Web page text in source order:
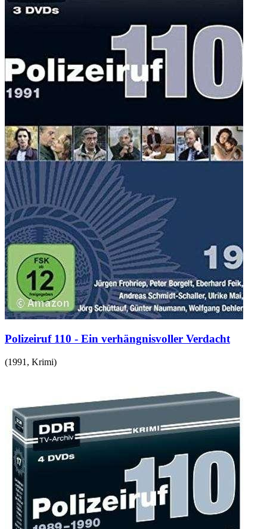
Polizeiruf 110 - Ein verhängnisvoller Verdacht
(1991 , Krimi)